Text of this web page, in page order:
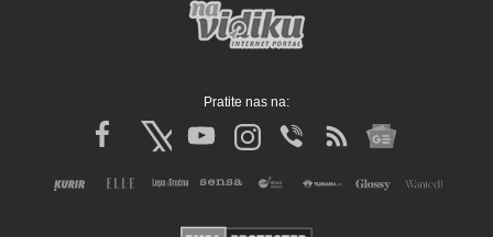
Pratite nas na: